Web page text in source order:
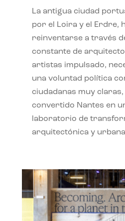
La antigua ciudad
por el Loira y el Erdre,
reinventarse a través
constante de
artistas impulsado,
una voluntad política
ciudadanas muy claras,
convertido Nantes en
laboratorio de
arquitectónica y